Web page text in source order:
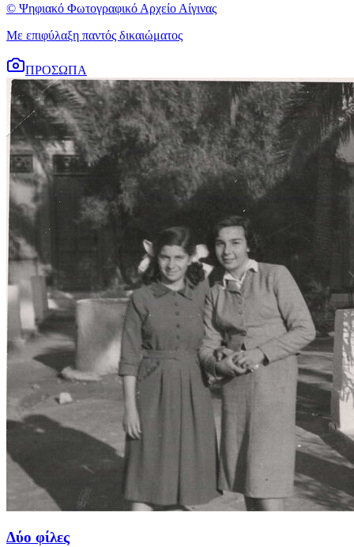
© Ψηφιακό Φωτογραφικό Αρχείο Αίγινας
Με επιφύλαξη παντός δικαιώματος
ΠΡΟΣΩΠΑ
Δύο φίλες